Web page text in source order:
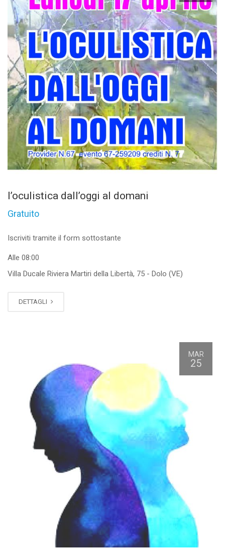
l’oculistica dall’oggi al domani
Gratuito
Iscriviti tramite il form sottostante
Alle 08:00
Villa Ducale Riviera Martiri della Libertà, 75 - Dolo (VE)
DETTAGLI
MAR
25